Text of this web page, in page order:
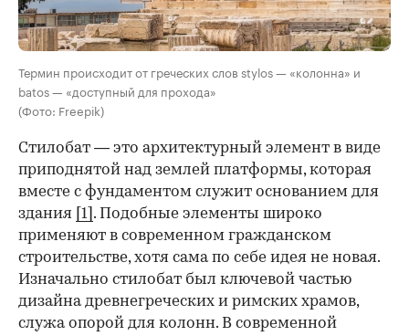
Термин происходит от греческих слов stylos — «колонна» и
batos — «доступный для прохода»
(Фото: Freepik)
Стилобат — это архитектурный элемент в виде
приподнятой над землей платформы, которая
вместе с фундаментом служит основанием для
здания [1] . Подобные элементы широко
применяют в современном гражданском
строительстве, хотя сама по себе идея не новая.
Изначально стилобат был ключевой частью
дизайна древнегреческих и римских храмов,
служа опорой для колонн. В современной